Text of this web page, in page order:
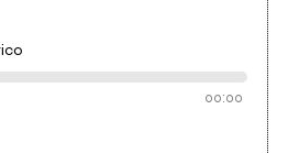
00:00